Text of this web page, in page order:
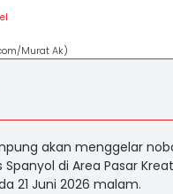
Murat Ak)
akan menggelar
Spanyol di Area Pasar
21 Juni 2026 malam.